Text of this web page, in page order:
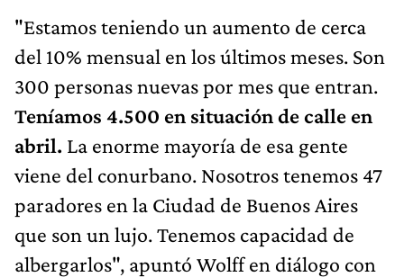
"Estamos teniendo un aumento de cerca
del 10% mensual en los últimos meses. Son
300 personas nuevas por mes que entran.
Teníamos 4.500 en situación de calle en
abril. La enorme mayoría de esa gente
viene del conurbano. Nosotros tenemos 47
paradores en la Ciudad de Buenos Aires
que son un lujo. Tenemos capacidad de
albergarlos", apuntó Wolff en diálogo con